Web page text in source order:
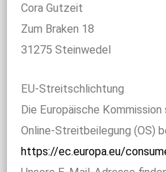
Cora Gutzeit
Zum Braken 18
31275 Steinwedel
EU-Streitschlichtung
Die Europäische
Online-Streitbeilegung (OS)
https://ec.europa.eu/